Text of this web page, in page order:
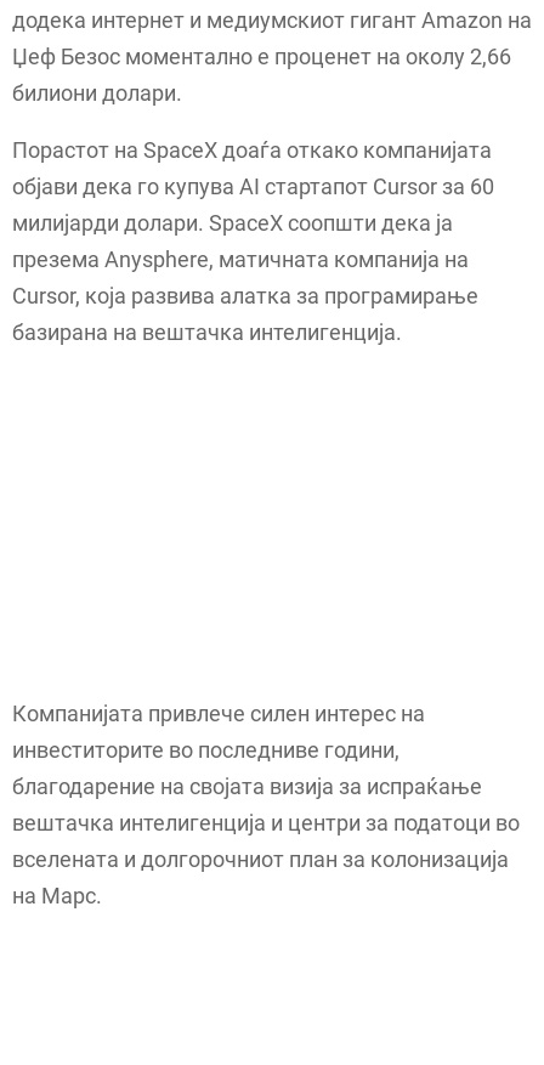
додека интернет и медиумскиот гигант Amazon на
Џеф Безос моментално е проценет на околу 2,66
билиони долари.
Порастот на SpaceX доаѓа откако компанијата
објави дека го купува AI стартапот Cursor за 60
милијарди долари. SpaceX соопшти дека ја
презема Anysphere, матичната компанија на
Cursor, која развива алатка за програмирање
базирана на вештачка интелигенција.
Компанијата привлече силен интерес на
инвеститорите во последниве години,
благодарение на својата визија за испраќање
вештачка интелигенција и центри за податоци во
вселената и долгорочниот план за колонизација
на Марс.